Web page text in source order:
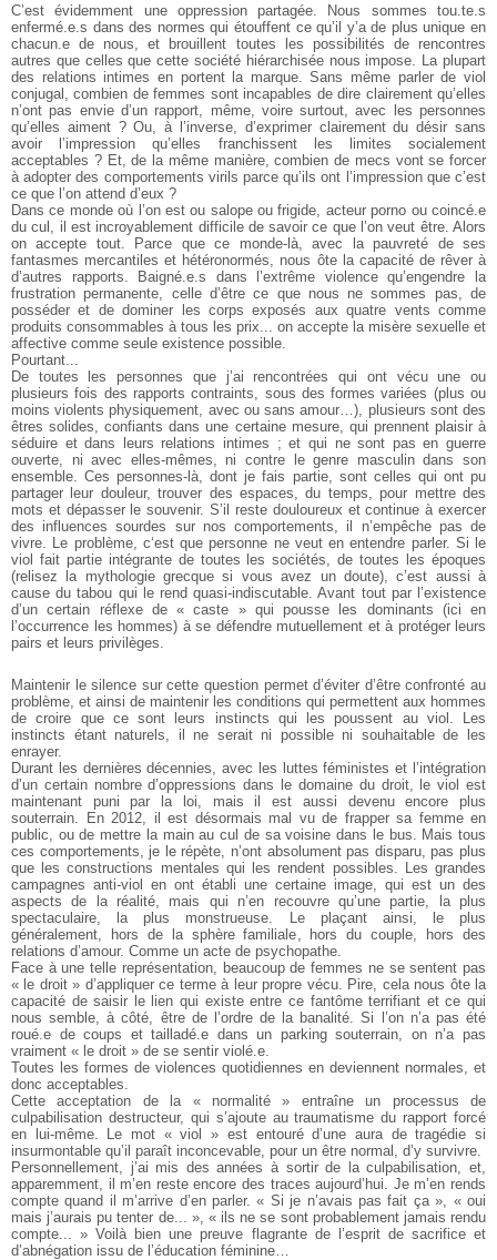
C’est évidemment une oppression partagée. Nous sommes tou.te.s
enfermé.e.s dans des normes qui étouffent ce qu’il y’a de plus unique en
chacun.e de nous, et brouillent toutes les possibilités de rencontres
autres que celles que cette société hiérarchisée nous impose.
La plupart
des relations intimes en portent la marque. Sans même parler de viol
conjugal, combien de femmes sont incapables de dire clairement qu’elles
n’ont pas envie d’un rapport, même, voire surtout,
avec les personnes
qu’elles aiment ? Ou, à l’inverse, d’exprimer clairementdu désir sans
avoir l’impression qu’elles franchissent les limites socialement
acceptables ? Et, de la même manière, combien de mecs vont se forcer
à adopter des comportements virils parce qu’ils ont l’impressionque c’est
ce que l’on attend d’eux ?
Dans ce monde où l’on est ou salope ou frigide, acteur porno ou coincé.e
du cul, il est incroyablement difficile de savoir ce que l’on veut être. Alors
on accepte tout. Parce que ce monde-là, avec la pauvreté de ses
fantasmes mercantiles et hétéronormés, nous ôte la capacité de rêver à
d’autres rapports. Baigné.e.s dans l’extrême violence qu’engendre la
frustration permanente, celle d’être ce que nous ne sommes pas,
de
posséder et de dominer les corps exposés aux quatre vents comme
produits consommables à tous les prix... on accepte la misère sexuelle et
affective comme seule existence possible.
Pourtant...
De toutes les personnes que j’ai rencontrées qui ont vécu une ou
plusieurs fois des rapports contraints, sous des formes variées (plus ou
moins violents physiquement, avec ou sans amour…), plusieurs sontdes
êtres solides, confiants dans une certaine mesure, qui prennentplaisir à
séduire et dans leurs relations intimes ; et qui ne sont pas en guerre
ouverte, ni avec elles-mêmes, ni contre le genre masculin dans son
ensemble. Ces personnes-là, dont je fais partie, sont celles qui ontpu
partager leur douleur, trouver des espaces, du temps, pour mettredes
mots et dépasser le souvenir. S’il reste douloureux et continue à exercer
des influences sourdes sur nos comportements, il n’empêchepas de
vivre.
Le problème, c‘est que personne ne veut en entendre parler. Si le
viol fait partie intégrante de toutes les sociétés, de toutes les époques
(relisez la mythologie grecque si vous avez un doute), c’est aussi à
cause du tabou qui le rend quasi-indiscutable. Avant tout par l’existence
d’un certain réflexe de « caste » qui pousse les dominants (ici en
l’occurrence les hommes) à se défendre mutuellement et à protégerleurs
pairs et leurs privilèges.
Maintenir le silence sur cette question permet d’éviter d’être confronté au
problème, et ainsi de maintenir les conditions qui permettent aux hommes
de croire que ce sont leurs instincts qui les poussent au viol. Les
instincts étant naturels, il ne serait ni possible ni souhaitable de les
enrayer.
Durant les dernières décennies, avec les luttes féministes et l’intégration
d’un certain nombre d’oppressions dans le domaine dudroit, le viol est
maintenant puni par la loi, mais il est aussi devenu encore plus
souterrain. En 2012, il est désormais mal vu de frapper sa femme en
public, ou de mettre la main au cul de sa voisine dans lebus. Mais tous
ces comportements, je le répète, n’ont absolument pas disparu, pas plus
que les constructions mentales qui les rendent possibles.
Les grandes
campagnes anti-viol en ont établi une certaine image,
qui est un des
aspects de la réalité, mais qui n’en recouvre qu’unepartie, la plus
spectaculaire, la plus monstrueuse. Le plaçant ainsi, leplus
généralement, hors de la sphère familiale, hors du couple, hors des
relations d’amour. Comme un acte de psychopathe.
Face à une telle représentation, beaucoup de femmes ne se sentent pas
« le droit » d’appliquer ce terme à leur propre vécu. Pire, cela nous ôte la
capacité de saisir le lien qui existe entre ce fantôme terrifiant et ce qui
nous semble,
à côté, être de l’ordre de la banalité. Si l’on n’a pas été
roué.e de coups et tailladé.e dans un parking souterrain, on n’a pas
vraiment « le droit » de se sentir violé.e.
Toutes les formes de violences quotidiennes en deviennent normales,
et
donc acceptables.
Cette acceptation de la « normalité » entraîne un processus de
culpabilisation destructeur, qui s’ajoute au traumatisme du rapport forcé
en lui-même. Le mot « viol » est entouré d’une aura de tragédie si
insurmontable qu’il paraît inconcevable, pour un être normal, d’y survivre.
Personnellement, j’ai mis des années à sortir de la culpabilisation, et,
apparemment, il m’en reste encore des traces aujourd’hui. Je m’en rends
compte quand il m’arrive d’en parler. « Si je n’avais pas fait ça », « oui
mais j’aurais pu tenter de... », « ils ne se sont probablement jamais rendu
compte... » Voilà bien une preuve flagrante de l’esprit desacrifice et
d’abnégation issu de l’éducation féminine…